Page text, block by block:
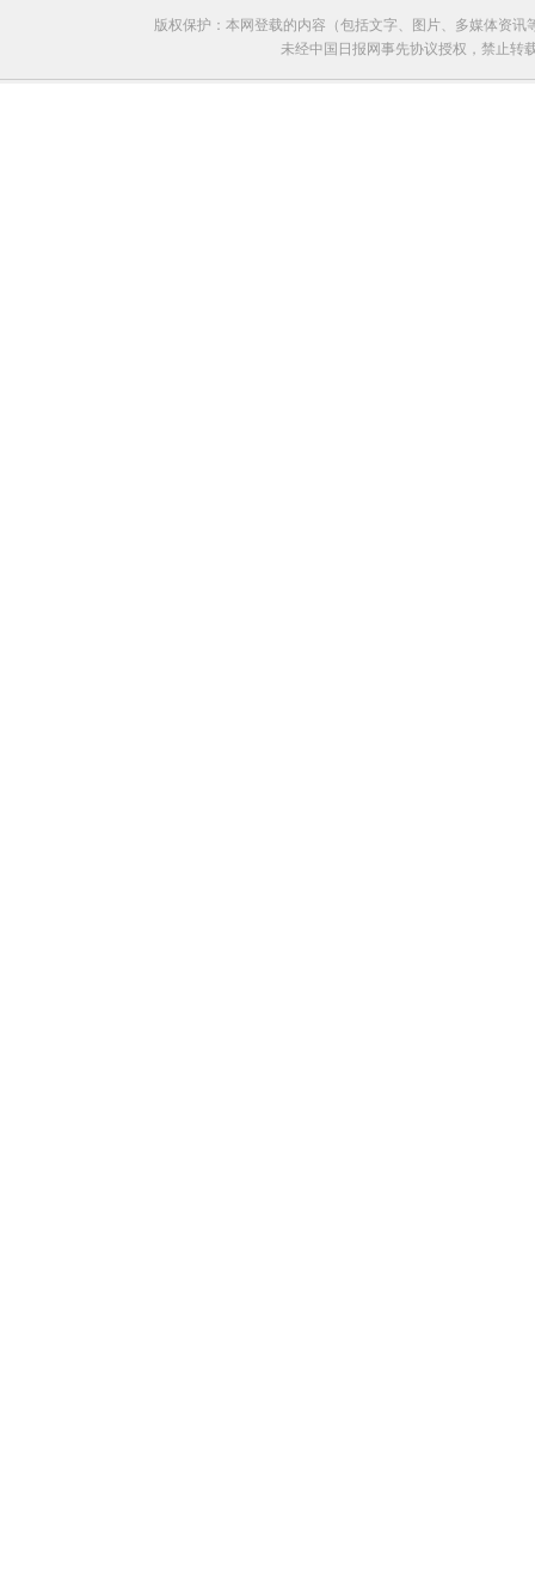
版权保护：本网登载的内容（包括文字、图片、多媒体资
未经中国日报网事先协议授权，禁止转